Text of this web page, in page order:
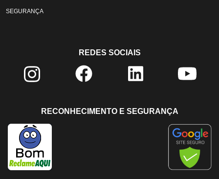
SEGURANÇA
REDES SOCIAIS
RECONHECIMENTO E SEGURANÇA